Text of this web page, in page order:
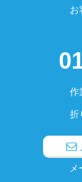
お
作
折
メ